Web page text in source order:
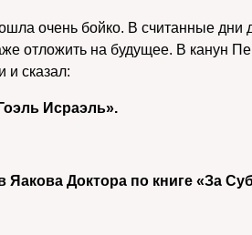
очень бойко. В считанные дни
отложить на будущее. В канун
и сказал:
Исраэль».
Яакова Доктора по книге «За